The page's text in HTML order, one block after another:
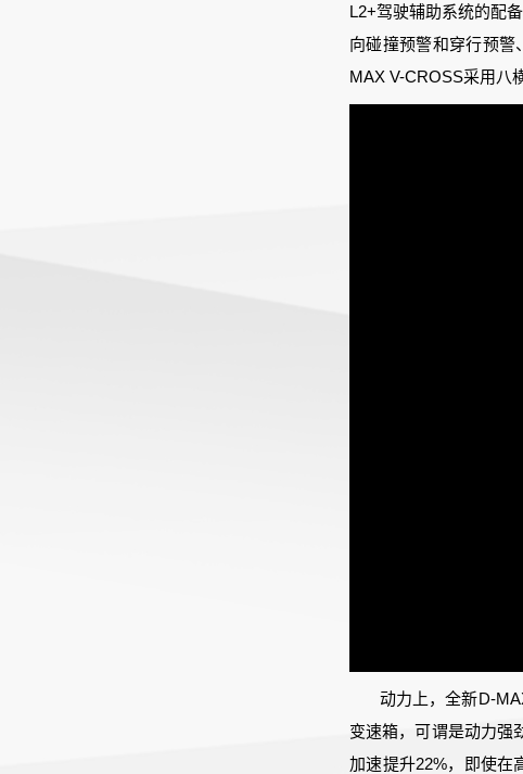
L2+驾驶辅助系统的配
向碰撞预警和穿行预
MAX V-CROSS采用八
动力上，全新D-
变速箱，可谓是动力强
加速提升22%，即使在